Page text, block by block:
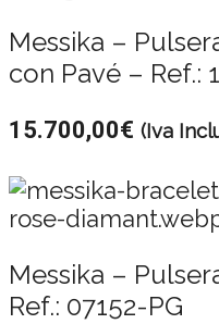
Messika –
con Pavé – Ref.:
15.700,00€ (Iva
Messika –
Ref.: 07152-PG